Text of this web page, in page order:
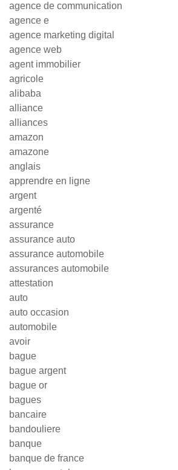
agence de communication
agence e
agence marketing digital
agence web
agent immobilier
agricole
alibaba
alliance
alliances
amazon
amazone
anglais
apprendre en ligne
argent
argenté
assurance
assurance auto
assurance automobile
assurances automobile
attestation
auto
auto occasion
automobile
avoir
bague
bague argent
bague or
bagues
bancaire
bandouliere
banque
banque de france